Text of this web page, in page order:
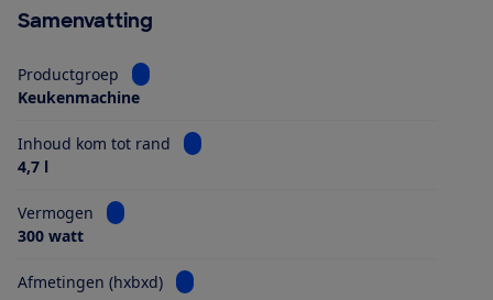
Samenvatting
Productgroep
Bekijk informatie voor Productgroep
Keukenmachine
Inhoud kom tot rand
Bekijk informatie voor Inhoud kom tot
4,7 l
Vermogen
Bekijk informatie voor Vermogen
300 watt
Afmetingen (hxbxd)
Bekijk informatie voor Afmetingen (hxbxd)